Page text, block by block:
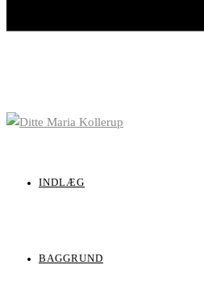
INDLÆG
BAGGRUND